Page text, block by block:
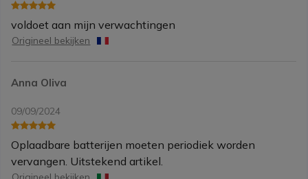
voldoet aan mijn verwachtingen
Origineel bekijken
Anna Oliva
09/09/2024
Oplaadbare batterijen moeten periodiek worden
vervangen. Uitstekend artikel.